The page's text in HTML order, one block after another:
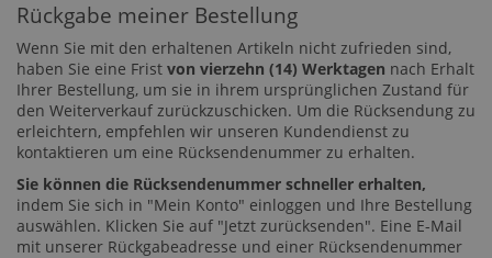
Rückgabe meiner Bestellung
Wenn Sie mit den erhaltenen Artikeln nicht zufrieden sind,
haben Sie eine Frist von vierzehn (14) Werktagen nach Erhalt
Ihrer Bestellung, um sie in ihrem ursprünglichen Zustand für
den Weiterverkauf zurückzuschicken. Um die Rücksendung zu
erleichtern, empfehlen wir unseren Kundendienst zu
kontaktieren um eine Rücksendenummer zu erhalten.
Sie können die Rücksendenummer schneller erhalten,
indem Sie sich in "Mein Konto" einloggen und Ihre Bestellung
auswählen. Klicken Sie auf "Jetzt zurücksenden". Eine E-Mail
mit unserer Rückgabeadresse und einer Rücksendenummer